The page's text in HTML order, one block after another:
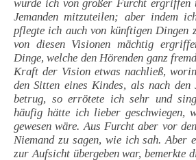
wurde ich von großer Furcht ergriffen
Jemanden mitzuteilen; aber indem
pflegte ich auch von künftigen Dingen
von diesen Visionen mächtig
Dinge, welche den Hörenden ganz
Kraft der Vision etwas nachließ,
den Sitten eines Kindes, als nach den
betrug, so errötete ich sehr und
häufig hätte ich lieber geschwiegen,
gewesen wäre. Aus Furcht aber vor
Niemand zu sagen, wie ich sah. Aber
zur Aufsicht übergeben war, bemerkte